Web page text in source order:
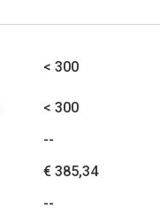
< 300
< 300
--
€ 385,34
--